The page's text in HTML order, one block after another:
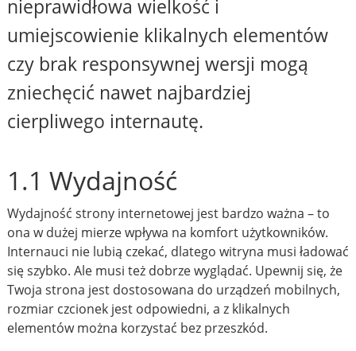
nieprawidłowa wielkość i
umiejscowienie klikalnych elementów
czy brak responsywnej wersji mogą
zniechęcić nawet najbardziej
cierpliwego internautę.
1.1 Wydajność
Wydajność strony internetowej jest bardzo ważna – to
ona w dużej mierze wpływa na komfort użytkowników.
Internauci nie lubią czekać, dlatego witryna musi ładować
się szybko. Ale musi też dobrze wyglądać. Upewnij się, że
Twoja strona jest dostosowana do urządzeń mobilnych,
rozmiar czcionek jest odpowiedni, a z klikalnych
elementów można korzystać bez przeszkód.